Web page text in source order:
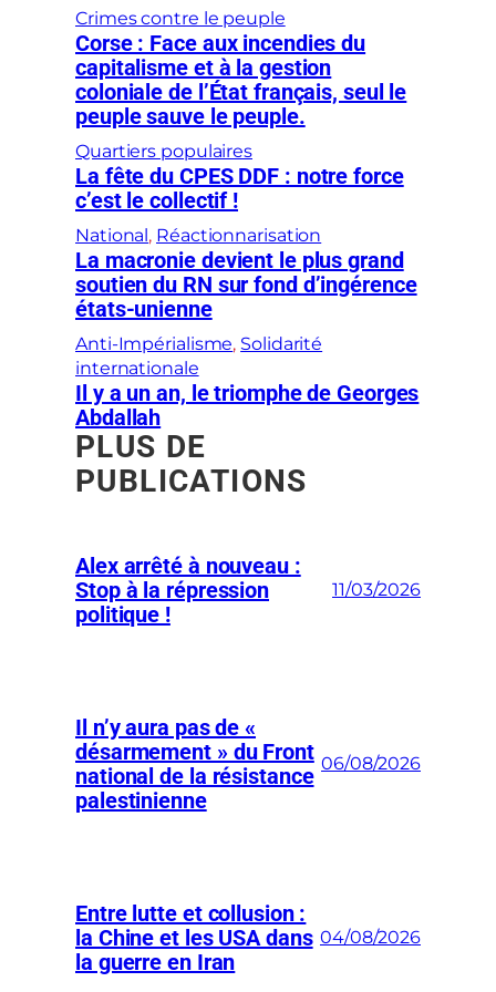
Crimes contre le peuple
Corse : Face aux incendies du
capitalisme et à la gestion
coloniale de l’État français, seul le
peuple sauve le peuple.
Quartiers populaires
La fête du CPES DDF : notre force
c’est le collectif !
National, Réactionnarisation
La macronie devient le plus grand
soutien du RN sur fond d’ingérence
états-unienne
Anti-Impérialisme, Solidarité
internationale
Il y a un an, le triomphe de Georges
Abdallah
PLUS DE
PUBLICATIONS
Alex arrêté à nouveau :
Stop à la répression
politique !
11/03/2026
Il n’y aura pas de «
désarmement » du Front
national de la résistance
palestinienne
06/08/2026
Entre lutte et collusion :
la Chine et les USA dans
la guerre en Iran
04/08/2026